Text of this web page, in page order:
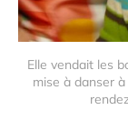
Elle vendait les
mise à danser